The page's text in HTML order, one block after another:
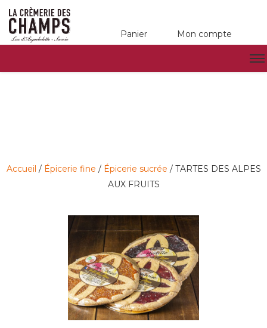
Panier Mon compte
Accueil / Épicerie fine / Épicerie sucrée / TARTES DES ALPES
AUX FRUITS